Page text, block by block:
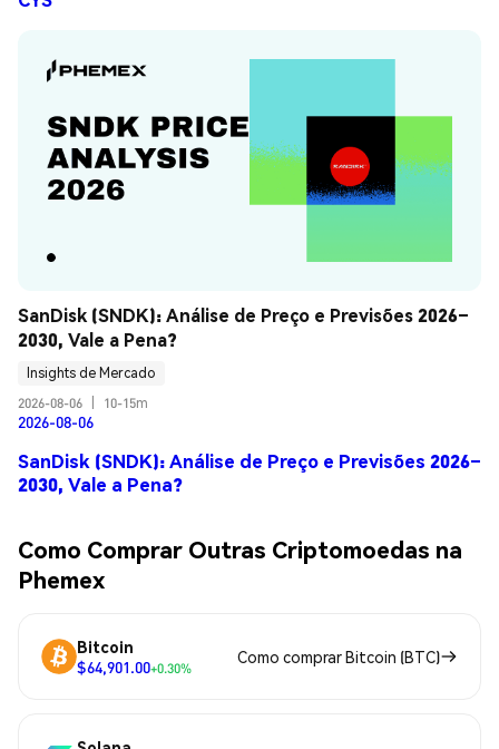
SanDisk (SNDK): Análise de Preço e Previsões 2026–
2030, Vale a Pena?
Insights de Mercado
2026-08-06
10-15m
2026-08-06
SanDisk (SNDK): Análise de Preço e Previsões 2026–
2030, Vale a Pena?
Como Comprar Outras Criptomoedas na
Phemex
Bitcoin
$64,901.00+0.30%
Como comprar Bitcoin (BTC)